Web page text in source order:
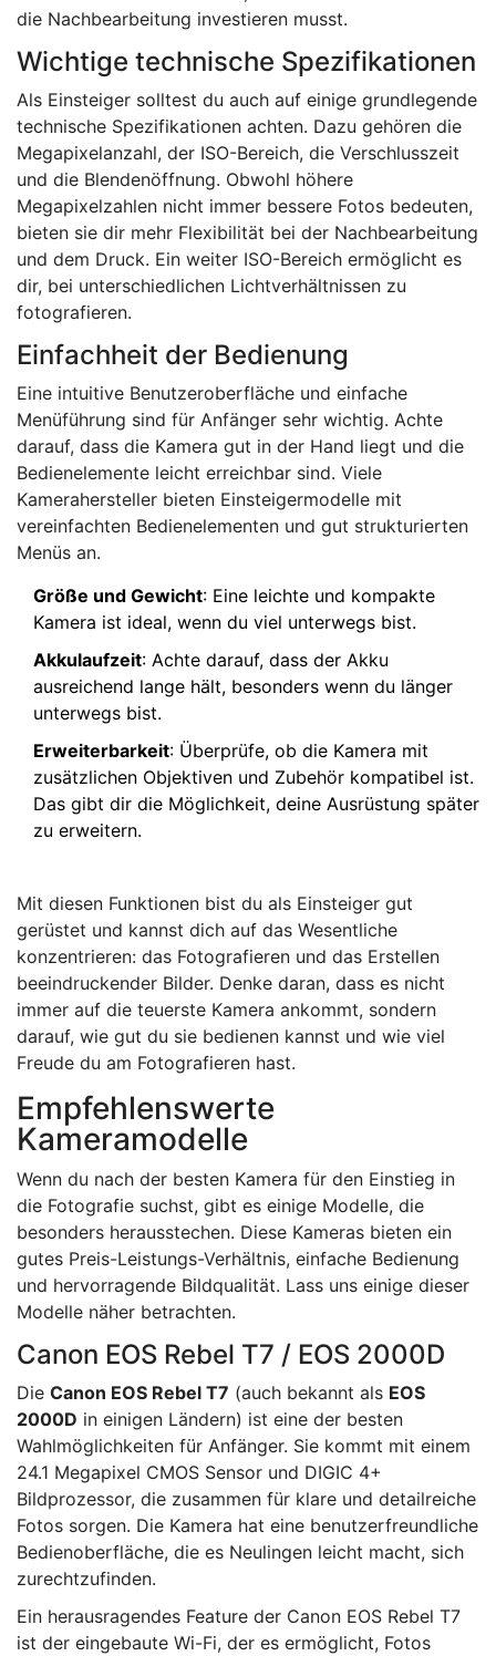
die Nachbearbeitung investieren musst.
Wichtige technische Spezifikationen
Als Einsteiger solltest du auch auf einige grundlegende
technische Spezifikationen achten. Dazu gehören die
Megapixelanzahl, der ISO-Bereich, die Verschlusszeit
und die Blendenöffnung. Obwohl höhere
Megapixelzahlen nicht immer bessere Fotos bedeuten,
bieten sie dir mehr Flexibilität bei der Nachbearbeitung
und dem Druck. Ein weiter ISO-Bereich ermöglicht es
dir, bei unterschiedlichen Lichtverhältnissen zu
fotografieren.
Einfachheit der Bedienung
Eine intuitive Benutzeroberfläche und einfache
Menüführung sind für Anfänger sehr wichtig. Achte
darauf, dass die Kamera gut in der Hand liegt und die
Bedienelemente leicht erreichbar sind. Viele
Kamerahersteller bieten Einsteigermodelle mit
vereinfachten Bedienelementen und gut strukturierten
Menüs an.
Größe und Gewicht: Eine leichte und kompakte
Kamera ist ideal, wenn du viel unterwegs bist.
Akkulaufzeit: Achte darauf, dass der Akku
ausreichend lange hält, besonders wenn du länger
unterwegs bist.
Erweiterbarkeit: Überprüfe, ob die Kamera mit
zusätzlichen Objektiven und Zubehör kompatibel ist.
Das gibt dir die Möglichkeit, deine Ausrüstung später
zu erweitern.
Mit diesen Funktionen bist du als Einsteiger gut
gerüstet und kannst dich auf das Wesentliche
konzentrieren: das Fotografieren und das Erstellen
beeindruckender Bilder. Denke daran, dass es nicht
immer auf die teuerste Kamera ankommt, sondern
darauf, wie gut du sie bedienen kannst und wie viel
Freude du am Fotografieren hast.
Empfehlenswerte
Kameramodelle
Wenn du nach der besten Kamera für den Einstieg in
die Fotografie suchst, gibt es einige Modelle, die
besonders herausstechen. Diese Kameras bieten ein
gutes Preis-Leistungs-Verhältnis, einfache Bedienung
und hervorragende Bildqualität. Lass uns einige dieser
Modelle näher betrachten.
Canon EOS Rebel T7 / EOS 2000D
Die Canon EOS Rebel T7 (auch bekannt als EOS
2000D in einigen Ländern) ist eine der besten
Wahlmöglichkeiten für Anfänger. Sie kommt mit einem
24.1 Megapixel CMOS Sensor und DIGIC 4+
Bildprozessor, die zusammen für klare und detailreiche
Fotos sorgen. Die Kamera hat eine benutzerfreundliche
Bedienoberfläche, die es Neulingen leicht macht, sich
zurechtzufinden.
Ein herausragendes Feature der Canon EOS Rebel T7
ist der eingebaute Wi-Fi, der es ermöglicht, Fotos